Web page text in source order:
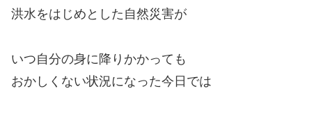
洪水をはじめとした自然災害が
いつ自分の身に降りかかっても
おかしくない状況になった今日では